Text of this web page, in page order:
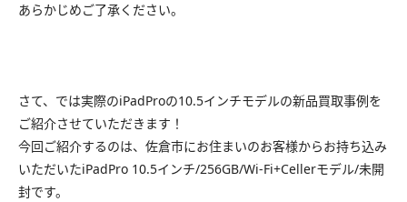
あらかじめご了承ください。
さて、では実際のiPadProの10.5インチモデルの新品買取事例を
ご紹介させていただきます！
今回ご紹介するのは、佐倉市にお住まいのお客様からお持ち込み
いただいたiPadPro 10.5インチ/256GB/Wi-Fi+Cellerモデル/未開
封です。